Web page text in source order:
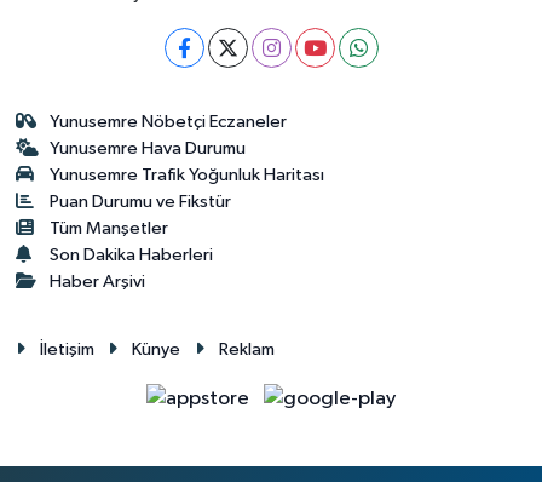
Yunusemre Nöbetçi Eczaneler
Yunusemre Hava Durumu
Yunusemre Trafik Yoğunluk Haritası
Puan Durumu ve Fikstür
Tüm Manşetler
Son Dakika Haberleri
Haber Arşivi
İletişim Künye Reklam